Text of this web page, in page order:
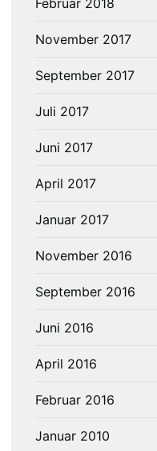
Februar 2018
November 2017
September 2017
Juli 2017
Juni 2017
April 2017
Januar 2017
November 2016
September 2016
Juni 2016
April 2016
Februar 2016
Januar 2010